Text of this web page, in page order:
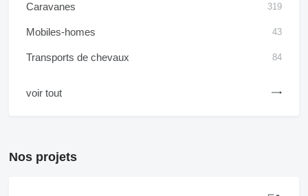
Caravanes 319
Mobiles-homes 43
Transports de chevaux 84
voir tout
Nos projets